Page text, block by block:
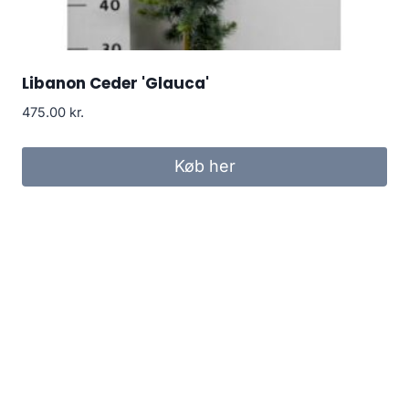
Libanon Ceder 'Glauca'
475.00 kr.
Køb her